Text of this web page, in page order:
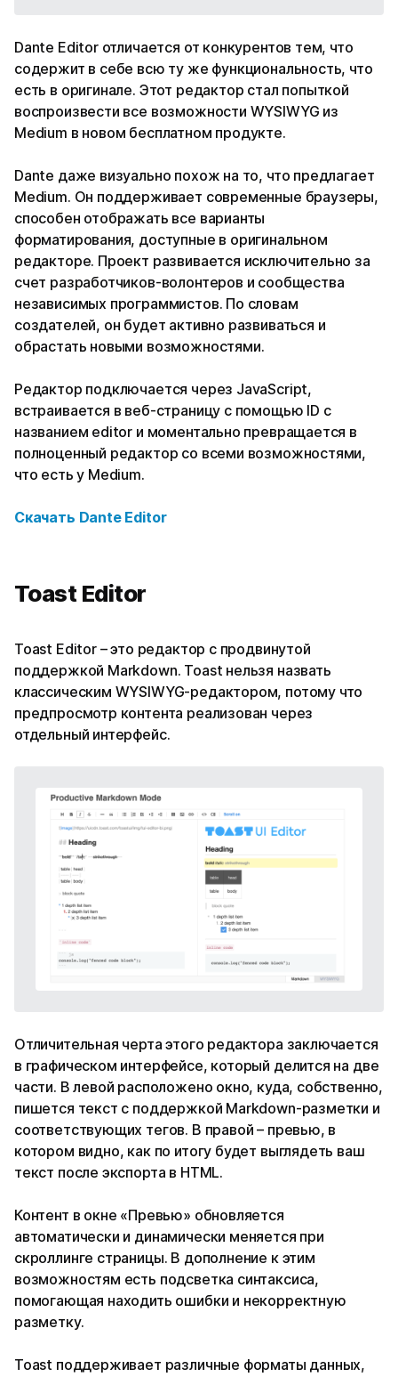
Dante Editor отличается от конкурентов тем, что
содержит в себе всю ту же функциональность, что
есть в оригинале. Этот редактор стал попыткой
воспроизвести все возможности WYSIWYG из
Medium в новом бесплатном продукте.
Dante даже визуально похож на то, что предлагает
Medium. Он поддерживает современные браузеры,
способен отображать все варианты
форматирования, доступные в оригинальном
редакторе. Проект развивается исключительно за
счет разработчиков-волонтеров и сообщества
независимых программистов. По словам
создателей, он будет активно развиваться и
обрастать новыми возможностями.
Редактор подключается через JavaScript,
встраивается в веб-страницу с помощью ID с
названием editor и моментально превращается в
полноценный редактор со всеми возможностями,
что есть у Medium.
Скачать Dante Editor
Toast Editor
Toast Editor – это редактор с продвинутой
поддержкой Markdown. Toast нельзя назвать
классическим WYSIWYG-редактором, потому что
предпросмотр контента реализован через
отдельный интерфейс.
Отличительная черта этого редактора заключается
в графическом интерфейсе, который делится на две
части. В левой расположено окно, куда, собственно,
пишется текст с поддержкой Markdown-разметки и
соответствующих тегов. В правой – превью, в
котором видно, как по итогу будет выглядеть ваш
текст после экспорта в HTML.
Контент в окне «Превью» обновляется
автоматически и динамически меняется при
скроллинге страницы. В дополнение к этим
возможностям есть подсветка синтаксиса,
помогающая находить ошибки и некорректную
разметку.
Toast поддерживает различные форматы данных,